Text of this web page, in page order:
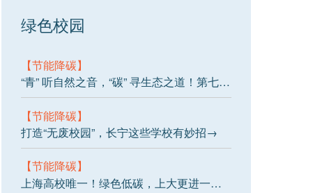
绿色校园
【节能降碳】
“青” 听自然之音，“碳” 寻生态之道！第七届学生生态环保节暨生态文明师生对谈音乐沙龙成功举行
【节能降碳】
打造“无废校园”，长宁这些学校有妙招→
【节能降碳】
上海高校唯一！绿色低碳，上大更进一步！